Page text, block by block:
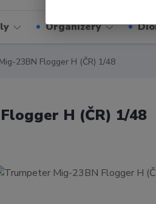
Organizéry
23BN Flogger H (ČR) 1/48
H (ČR) 1/48